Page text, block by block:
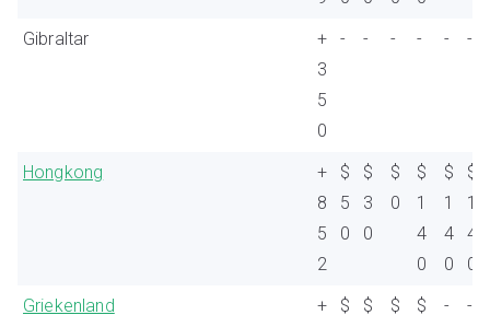
Gibraltar
+
3
5
0
- - - - - -
Hongkong
+
8
5
2
$
5
0
$
3
0
$
0
$
1
4
0
$
1
4
0
$
1
4
0
Griekenland
+
$
$
$
$
- -